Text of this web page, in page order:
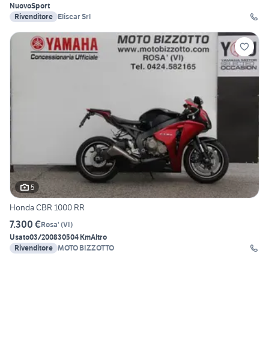
NuovoSport
Rivenditore Eliscar Srl
5
Honda CBR 1000 RR
7.300 €Rosa' (VI)
Usato03/200830504 KmAltro
Rivenditore MOTO BIZZOTTO